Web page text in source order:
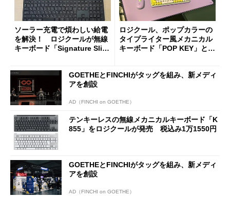
ソーラー充電で煩わしい給電
を解決！ ロジクールが無線
キーボード「Signature Slim
ロジクール、ポップカラーの
タイプライター風メカニカル
キーボード「POP KEY」と
GOETHEとFINCHIがタッグを組み、新メディ
アを創設
AD（FINCHI on GOETHE）
テンキーレスの無線メカニカルキーボード「K
855」をロジクールが発売 税込み1万1550円
GOETHEとFINCHIがタッグを組み、新メディ
アを創設
AD（FINCHI on GOETHE）